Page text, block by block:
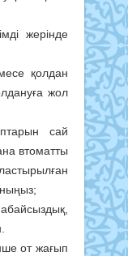
жерінде
қолдан
жол
сай
втоматты
от жағып